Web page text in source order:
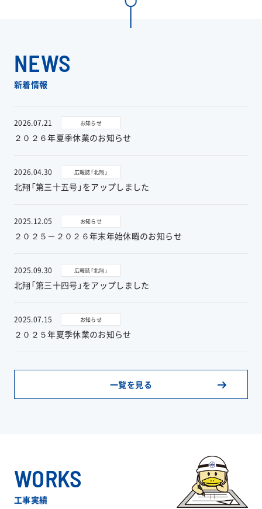
NEWS
新着情報
2026.07.21 お知らせ
２０２６年夏季休業のお知らせ
2026.04.30 広報誌「北翔」
北翔「第三十五号」をアップしました
2025.12.05 お知らせ
２０２５－２０２６年末年始休暇のお知らせ
2025.09.30 広報誌「北翔」
北翔「第三十四号」をアップしました
2025.07.15 お知らせ
２０２５年夏季休業のお知らせ
一覧を見る
WORKS
工事実績
沿革
新着情報
ブログ